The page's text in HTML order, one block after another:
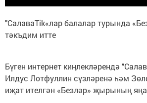
"СалаваTik«лар балалар турында
тәкъдим итте
Бүген интернет киңлекләрендә
Илдус Лотфуллин сүзләренә һәм
иҗат ителгән «Безләр» җырының